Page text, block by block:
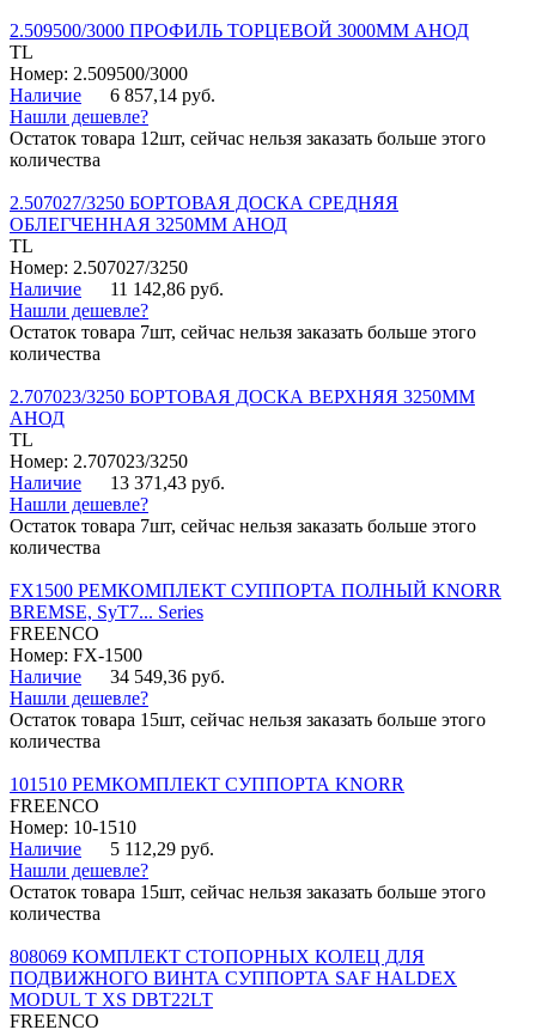
2.509500/3000 ПРОФИЛЬ ТОРЦЕВОЙ 3000ММ АНОД
TL
Номер: 2.509500/3000
Наличие
6 857,14 руб.
Нашли дешевле?
Остаток товара 12шт, сейчас нельзя заказать больше этого
количества
2.507027/3250 БОРТОВАЯ ДОСКА СРЕДНЯЯ
ОБЛЕГЧЕННАЯ 3250ММ АНОД
TL
Номер: 2.507027/3250
Наличие
11 142,86 руб.
Нашли дешевле?
Остаток товара 7шт, сейчас нельзя заказать больше этого
количества
2.707023/3250 БОРТОВАЯ ДОСКА ВЕРХНЯЯ 3250ММ
АНОД
TL
Номер: 2.707023/3250
Наличие
13 371,43 руб.
Нашли дешевле?
Остаток товара 7шт, сейчас нельзя заказать больше этого
количества
FX1500 РЕМКОМПЛЕКТ СУППОРТА ПОЛНЫЙ KNORR
BREMSE, SyT7... Series
FREENCO
Номер: FX-1500
Наличие
34 549,36 руб.
Нашли дешевле?
Остаток товара 15шт, сейчас нельзя заказать больше этого
количества
101510 РЕМКОМПЛЕКТ СУППОРТА KNORR
FREENCO
Номер: 10-1510
Наличие
5 112,29 руб.
Нашли дешевле?
Остаток товара 15шт, сейчас нельзя заказать больше этого
количества
808069 КОМПЛЕКТ СТОПОРНЫХ КОЛЕЦ ДЛЯ
ПОДВИЖНОГО ВИНТА СУППОРТА SAF HALDEX
MODUL T XS DBT22LT
FREENCO